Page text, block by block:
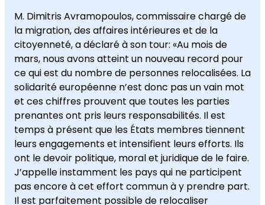
M. Dimitris Avramopoulos, commissaire chargé de
la migration, des affaires intérieures et de la
citoyenneté, a déclaré à son tour: «Au mois de
mars, nous avons atteint un nouveau record pour
ce qui est du nombre de personnes relocalisées. La
solidarité européenne n’est donc pas un vain mot
et ces chiffres prouvent que toutes les parties
prenantes ont pris leurs responsabilités. Il est
temps à présent que les États membres tiennent
leurs engagements et intensifient leurs efforts. Ils
ont le devoir politique, moral et juridique de le faire.
J’appelle instamment les pays qui ne participent
pas encore à cet effort commun à y prendre part.
Il est parfaitement possible de relocaliser